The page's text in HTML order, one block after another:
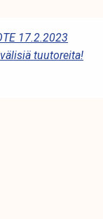
17.2.2023
tuutoreita!